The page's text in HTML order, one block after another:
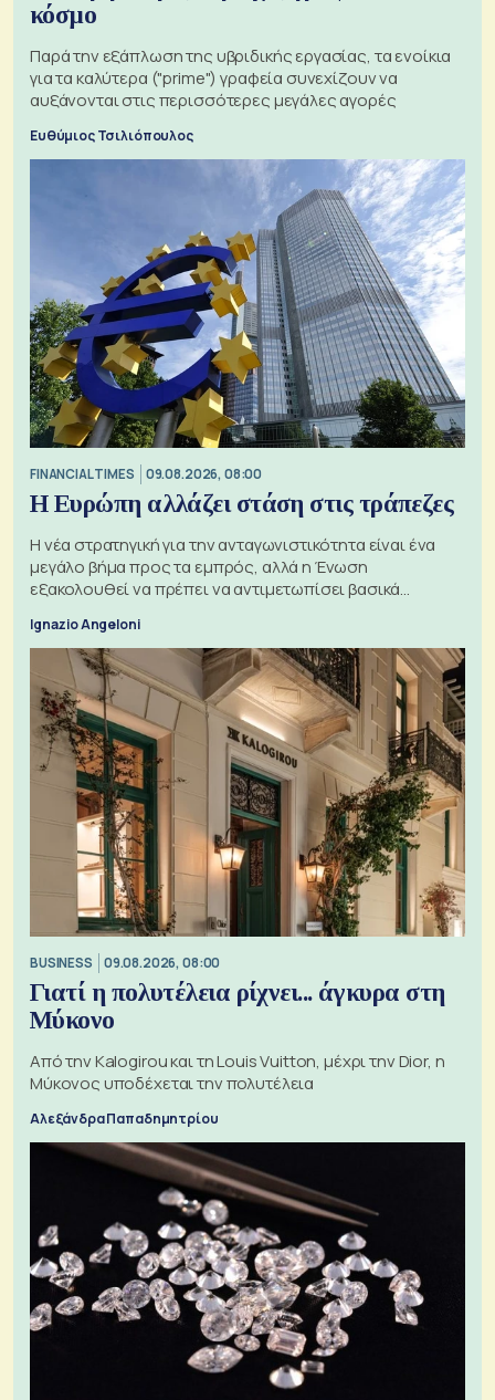
κόσμο
Παρά την εξάπλωση της υβριδικής εργασίας, τα ενοίκια
για τα καλύτερα ("prime") γραφεία συνεχίζουν να
αυξάνονται στις περισσότερες μεγάλες αγορές
Ευθύμιος Τσιλιόπουλος
FINANCIAL TIMES 09.08.2026, 08:00
Η Ευρώπη αλλάζει στάση στις τράπεζες
Η νέα στρατηγική για την ανταγωνιστικότητα είναι ένα
μεγάλο βήμα προς τα εμπρός, αλλά η Ένωση
εξακολουθεί να πρέπει να αντιμετωπίσει βασικά
Ignazio Angeloni
BUSINESS 09.08.2026, 08:00
Γιατί η πολυτέλεια ρίχνει... άγκυρα στη
Μύκονο
Από την Kalogirou και τη Louis Vuitton, μέχρι την Dior, η
Μύκονος υποδέχεται την πολυτέλεια
Αλεξάνδρα Παπαδημητρίου